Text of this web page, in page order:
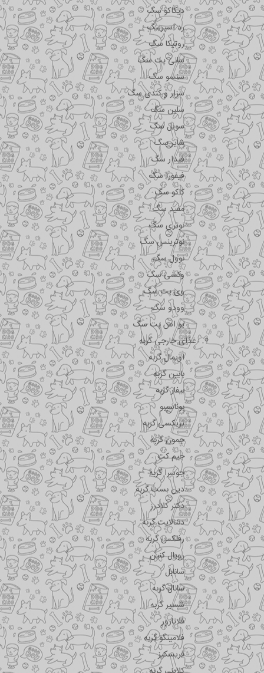
دیکاکو سگ
رد اسپرینگ
روتیکا سگ
سانی پت سگ
سنسو سگ
سزار و کندی سگ
سلبن سگ
سویل سگ
شایر سگ
فیدار سگ
فیفورا سگ
کاکو سگ
مفید سگ
نوتری سگ
نوترینس سگ
نوول سگ
وکسی سگ
وی پت سگ
وودو سگ
یو اس پت سگ
غذای خارجی گربه
اویمال گربه
بابین گربه
بیفار گربه
بوناسیبو
تریکسی گربه
جمون گربه
جیم کت
جوسرا گربه
دین بست گربه
دکتر کلادرز
دنتالایت گربه
رفلکس گربه
رویال کنین
سانابل
سانال گربه
شسیر گربه
فلاتازور
فلامینگو گربه
فریسکیز